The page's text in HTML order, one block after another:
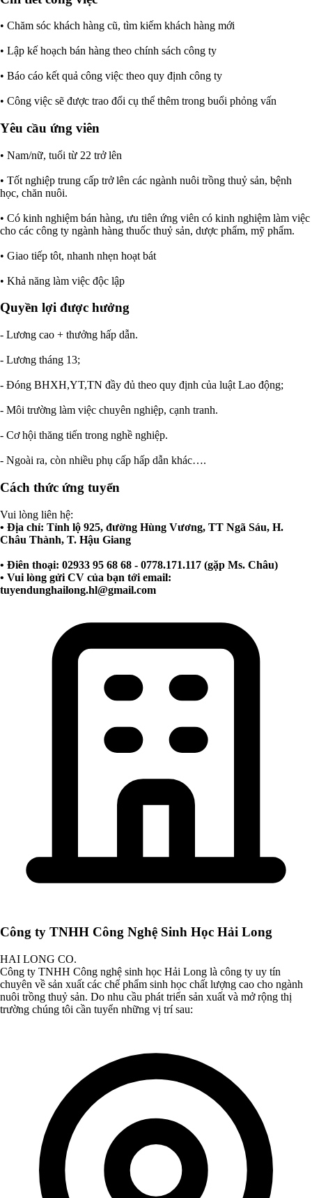
• Chăm sóc khách hàng cũ, tìm kiếm khách hàng mới
• Lập kế hoạch bán hàng theo chính sách công ty
• Báo cáo kết quả công việc theo quy định công ty
• Công việc sẽ được trao đổi cụ thể thêm trong buổi phỏng vấn
Yêu cầu ứng viên
• Nam/nữ, tuổi từ 22 trở lên
• Tốt nghiệp trung cấp trở lên các ngành nuôi trồng thuỷ sản, bệnh
học, chăn nuôi.
• Có kinh nghiệm bán hàng, ưu tiên ứng viên có kinh nghiệm làm việc
cho các công ty ngành hàng thuốc thuỷ sản, dược phẩm, mỹ phẩm.
• Giao tiếp tôt, nhanh nhẹn hoạt bát
• Khả năng làm việc độc lập
Quyền lợi được hưởng
- Lương cao + thưởng hấp dẫn.
- Lương tháng 13;
- Đóng BHXH,YT,TN đầy đủ theo quy định của luật Lao động;
- Môi trường làm việc chuyên nghiệp, cạnh tranh.
- Cơ hội thăng tiến trong nghề nghiệp.
- Ngoài ra, còn nhiều phụ cấp hấp dẫn khác….
Cách thức ứng tuyển
Vui lòng liên hệ:
• Địa chỉ: Tỉnh lộ 925, đường Hùng Vương, TT Ngã Sáu, H.
Châu Thành, T. Hậu Giang
• Điên thoại: 02933 95 68 68 - 0778.171.117 (gặp Ms. Châu)
• Vui lòng gửi CV của bạn tới email:
tuyendunghailong.hl@gmail.com
Công ty TNHH Công Nghệ Sinh Học Hải Long
HAI LONG CO.
Công ty TNHH Công nghệ sinh học Hải Long là công ty uy tín
chuyên về sản xuất các chế phẩm sinh học chất lượng cao cho ngành
nuôi trồng thuỷ sản. Do nhu cầu phát triển sản xuất và mở rộng thị
trường chúng tôi cần tuyển những vị trí sau: